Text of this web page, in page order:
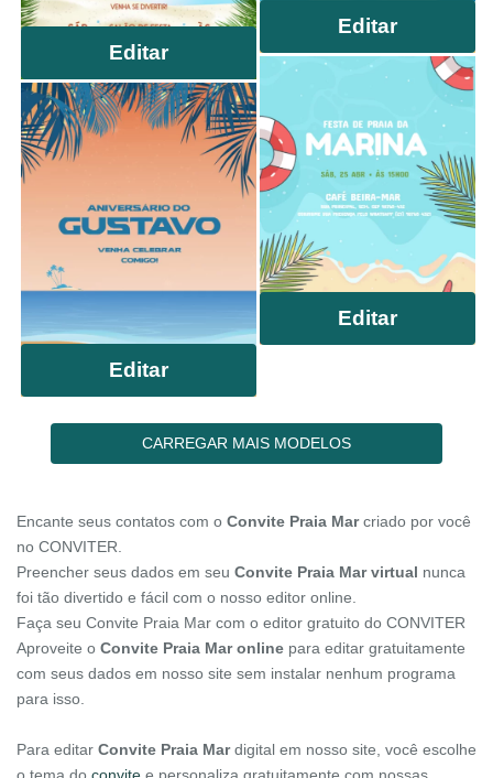
Editar
Editar
Editar
Editar
CARREGAR MAIS MODELOS
Encante seus contatos com o Convite Praia Marcriado por você
no CONVITER.
Preencher seus dados em seu Convite Praia Mar virtual nunca
foi tão divertido e fácil com o nosso editor online.
Faça seu Convite Praia Mar com o editor gratuito do CONVITER
Aproveite o Convite Praia Mar online para editar gratuitamente
com seus dados em nosso site sem instalar nenhum programa
para isso.
Para editar Convite Praia Mardigital em nosso site, você escolhe
o tema do convite e personaliza gratuitamente com nossas